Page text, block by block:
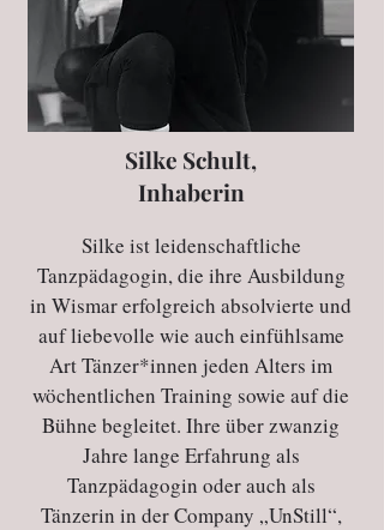
Silke Schult,
Inhaberin
Silke ist leidenschaftliche
Tanzpädagogin, die ihre Ausbildung
in Wismar erfolgreich absolvierte und
auf liebevolle wie auch einfühlsame
Art Tänzer*innen jeden Alters im
wöchentlichen Training sowie auf die
Bühne begleitet. Ihre über zwanzig
Jahre lange Erfahrung als
Tanzpädagogin oder auch als
Tänzerin in der Company „UnStill“,